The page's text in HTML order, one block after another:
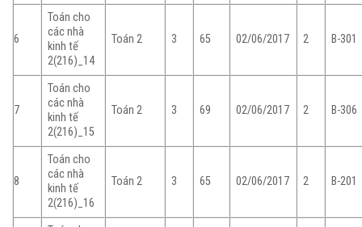
6
Toán cho
các nhà
kinh tế
2(216)_14
Toán 2 3 65 02/06/2017 2 B-301
7
Toán cho
các nhà
kinh tế
2(216)_15
Toán 2 3 69 02/06/2017 2 B-306
8
Toán cho
các nhà
kinh tế
2(216)_16
Toán 2 3 65 02/06/2017 2 B-201